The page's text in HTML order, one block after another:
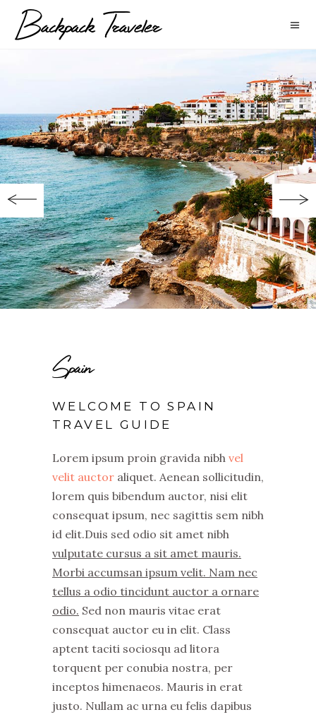
Spain
WELCOME TO SPAIN
TRAVEL GUIDE
Lorem ipsum proin gravida nibh vel
velit auctor aliquet. Aenean sollicitudin,
lorem quis bibendum auctor, nisi elit
consequat ipsum, nec sagittis sem nibh
id elit.Duis sed odio sit amet nibh
vulputate cursus a sit amet mauris.
Morbi accumsan ipsum velit. Nam nec
tellus a odio tincidunt auctor a ornare
odio. Sed non mauris vitae erat
consequat auctor eu in elit. Class
aptent taciti sociosqu ad litora
torquent per conubia nostra, per
inceptos himenaeos. Mauris in erat
justo. Nullam ac urna eu felis dapibus